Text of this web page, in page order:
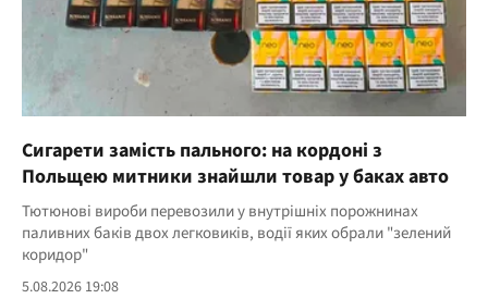
Сигарети замість пального: на кордоні з
Польщею митники знайшли товар у баках авто
Тютюнові вироби перевозили у внутрішніх порожнинах
паливних баків двох легковиків, водії яких обрали "зелений
коридор"
5.08.2026 19:08